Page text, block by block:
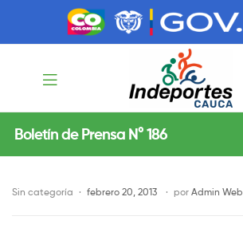
Indeportes
Cauca
Boletín de Prensa N° 186
Sin categoría febrero 20, 2013 por Admin Web